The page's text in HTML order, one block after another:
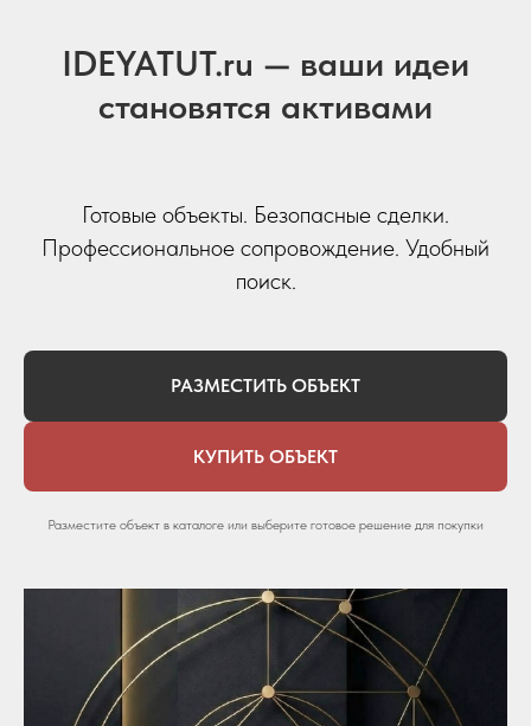
IDEYATUT.ru — ваши идеи
становятся активами
Готовые объекты. Безопасные сделки.
Профессиональное сопровождение. Удобный
поиск.
РАЗМЕСТИТЬ ОБЪЕКТ
КУПИТЬ ОБЪЕКТ
Разместите объект в каталоге или выберите готовое решение для покупки